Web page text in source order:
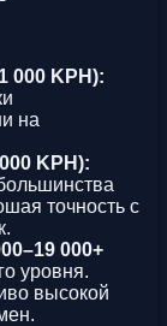
000 KPH):
на
KPH):
точность с
000+
уровня.
высокой